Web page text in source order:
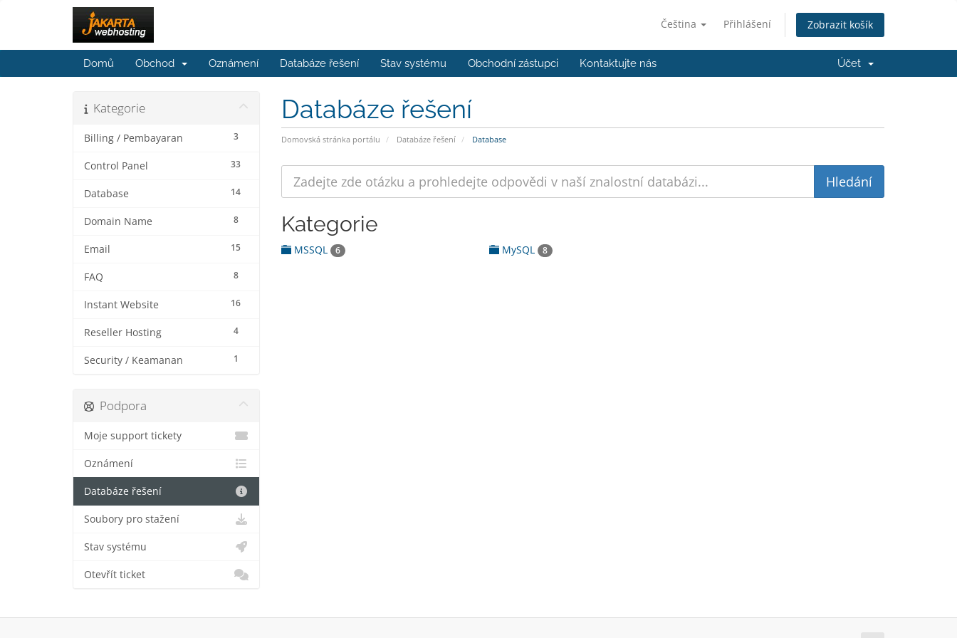
Čeština Přihlášení Zobrazit košík
Domů Obchod Oznámení Databáze řešení Stav systému Obchodní zástupci Kontaktujte nás Účet
Databáze řešení
Domovská stránka portálu Databáze řešení Database
Kategorie
3
Billing / Pembayaran
33
Control Panel
14
Database
8
Domain Name
15
Email
8
FAQ
16
Instant Website
4
Reseller Hosting
1
Security / Keamanan
Kategorie
MSSQL 6 MySQL 8
Podpora
Moje support tickety
Oznámení
Databáze řešení
Soubory pro stažení
Stav systému
Otevřít ticket